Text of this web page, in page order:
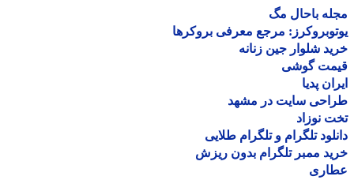
باحال مگ
مرجع معرفی بروکرها
شلوار جین زنانه
گوشی
پدیا
سایت در مشهد
نوزاد
تلگرام و تلگرام طلایی
ممبر تلگرام بدون ریزش